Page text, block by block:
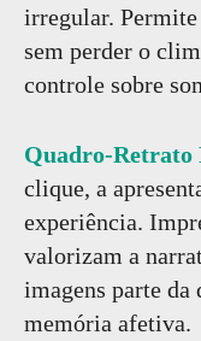
irregular.
sem perder o
controle sobre
Quadro-
clique, a
experiência.
valorizam a
imagens parte da
memória afetiva.